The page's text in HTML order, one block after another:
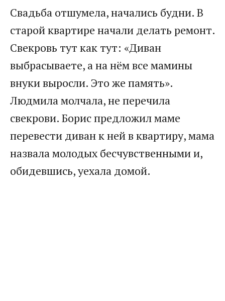
Свадьба отшумела, начались будни. В
старой квартире начали делать ремонт.
Свекровь тут как тут: «Диван
выбрасываете, а на нём все мамины
внуки выросли. Это же память».
Людмила молчала, не перечила
свекрови. Борис предложил маме
перевести диван к ней в квартиру, мама
назвала молодых бесчувственными и,
обидевшись, уехала домой.